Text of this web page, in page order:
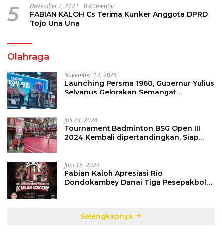
5 November 7, 2021 0 Komentar
FABIAN KALOH Cs Terima Kunker Anggota DPRD
Tojo Una Una
Olahraga
November 13, 2025
Launching Persma 1960, Gubernur Yulius
Selvanus Gelorakan Semangat
Juli 23, 2024
Tournament Badminton BSG Open III
2024 Kembali dipertandingkan, Siap
Juni 15, 2024
Fabian Kaloh Apresiasi Rio
Dondokambey Danai Tiga Pesepakbola
Selengkapnya